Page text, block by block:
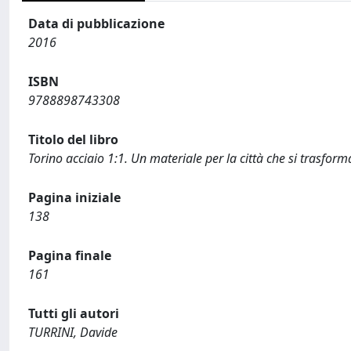
Data di pubblicazione
2016
ISBN
9788898743308
Titolo del libro
Torino acciaio 1:1. Un materiale per la città che si
Pagina iniziale
138
Pagina finale
161
Tutti gli autori
TURRINI, Davide